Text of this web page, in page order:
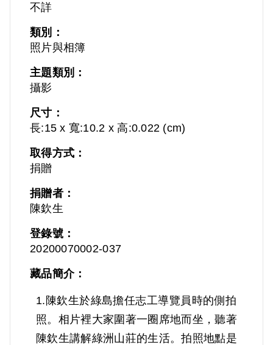
不詳
類別：
照片與相簿
主題類別：
攝影
尺寸：
長:15 x 寬:10.2 x 高:0.022 (cm)
取得方式：
捐贈
捐贈者：
陳欽生
登錄號：
20200070002-037
藏品簡介：
1.陳欽生於綠島擔任志工導覽員時的側拍
照。相片裡大家圍著一圈席地而坐，聽著
陳欽生講解綠洲山莊的生活。拍照地點是